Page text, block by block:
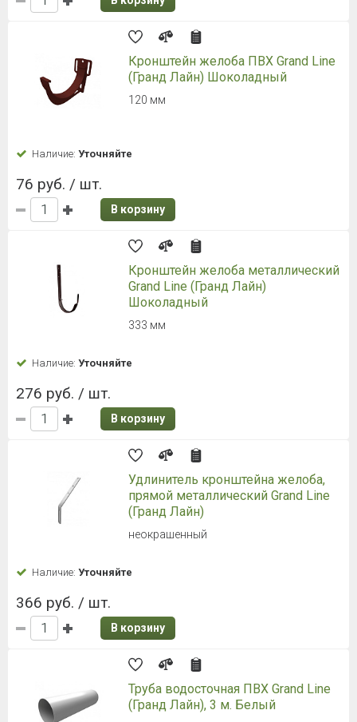
Кронштейн желоба ПВХ Grand Line
(Гранд Лайн) Шоколадный
120 мм
Наличие: Уточняйте
76 руб. / шт.
В корзину
Кронштейн желоба металлический
Grand Line (Гранд Лайн)
Шоколадный
333 мм
Наличие: Уточняйте
276 руб. / шт.
В корзину
Удлинитель кронштейна желоба,
прямой металлический Grand Line
(Гранд Лайн)
неокрашенный
Наличие: Уточняйте
366 руб. / шт.
В корзину
Труба водосточная ПВХ Grand Line
(Гранд Лайн), 3 м. Белый